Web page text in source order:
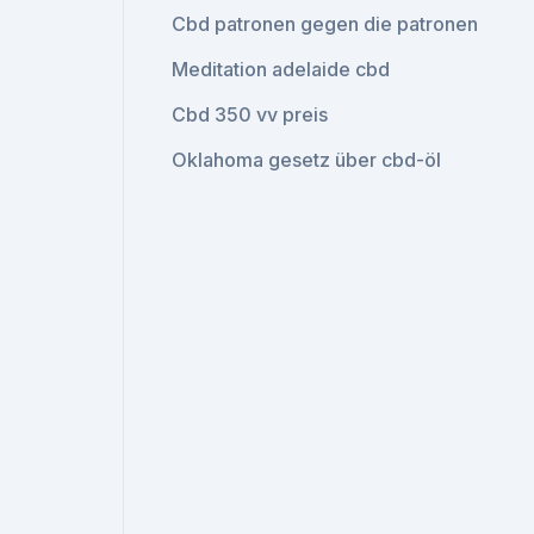
Cbd patronen gegen die patronen
Meditation adelaide cbd
Cbd 350 vv preis
Oklahoma gesetz über cbd-öl